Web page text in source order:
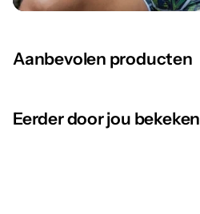
Aanbevolen producten
Eerder door jou bekeken